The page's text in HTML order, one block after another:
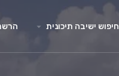
חיפוש ישיבה תיכונית